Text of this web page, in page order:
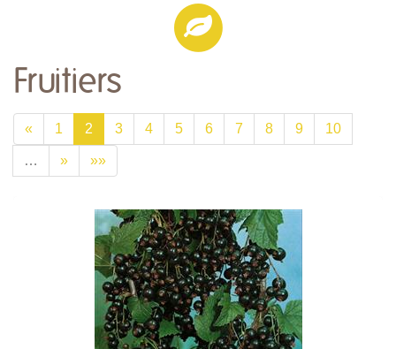
Fruitiers
« 1 2 3 4 5 6 7 8 9 10
… » »»